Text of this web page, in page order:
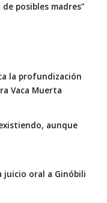
posibles madres”
la profundización
Vaca Muerta
aunque
juicio oral a Ginóbili